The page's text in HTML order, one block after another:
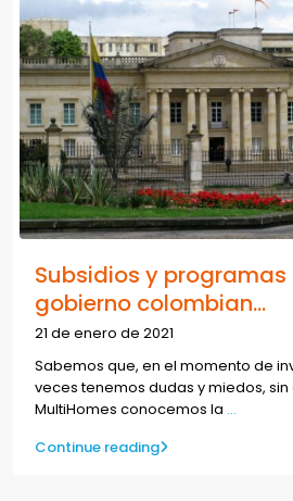
Subsidios y programas
gobierno colombian...
21 de enero de 2021
Sabemos que, en el momento de
veces tenemos dudas y miedos,
MultiHomes conocemos la ...
Continue reading